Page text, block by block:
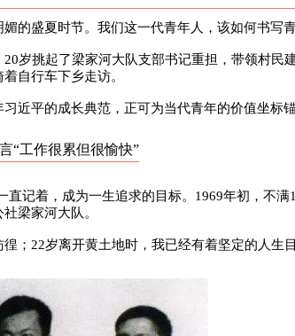
的盛夏时节。我们这一代青年人，该如何书写
岁挑起了梁家河大队支部书记重担，带领村民
自行车下乡走访。
近平的成长典范，正可为当代青年的价值坐标锚
“工作很累但很愉快”
记着，成为一生追求的目标。1969年初，不
梁家河大队。
；22岁离开黄土地时，我已经有着坚定的人生